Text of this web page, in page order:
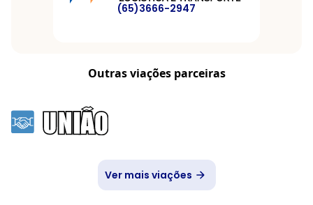
(65)3666-2947
Outras viações parceiras
Ver mais viações